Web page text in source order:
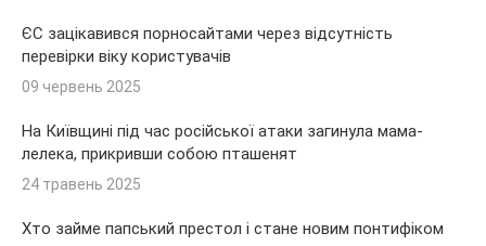
ЄС зацікавився порносайтами через відсутність
перевірки віку користувачів
09 червень 2025
На Київщині під час російської атаки загинула мама-
лелека, прикривши собою пташенят
24 травень 2025
Хто займе папський престол і стане новим понтифіком